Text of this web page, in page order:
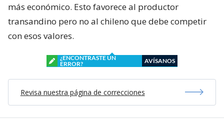
más económico. Esto favorece al productor
transandino pero no al chileno que debe competir
con esos valores.
¿ENCONTRASTE UN
ERROR?
AVÍSANOS
Revisa nuestra página de correcciones